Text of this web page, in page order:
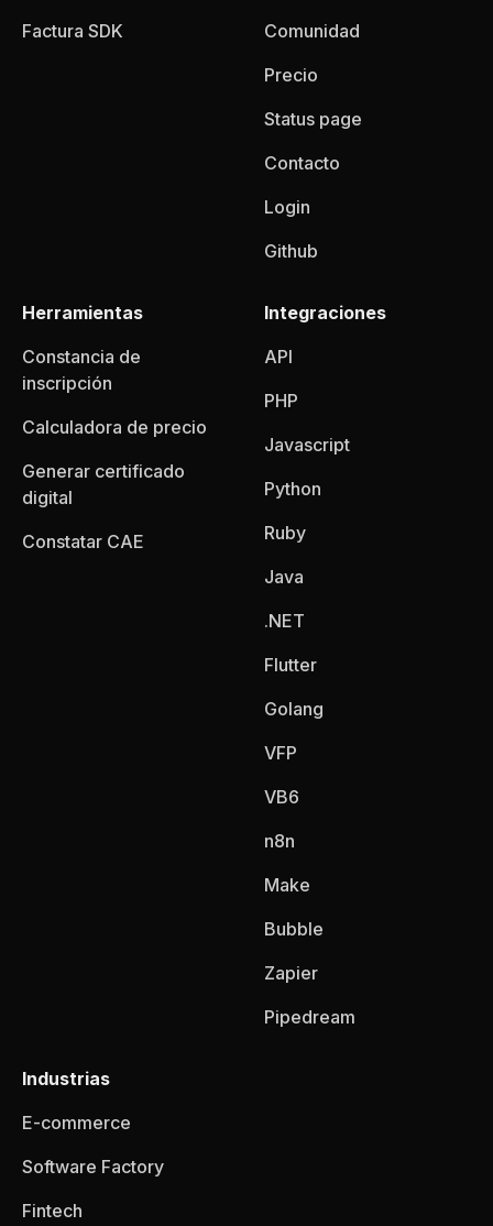
Factura SDK
Comunidad
Precio
Status page
Contacto
Login
Github
Herramientas
Constancia de
inscripción
Calculadora de precio
Generar certificado
digital
Constatar CAE
Integraciones
API
PHP
Javascript
Python
Ruby
Java
.NET
Flutter
Golang
VFP
VB6
n8n
Make
Bubble
Zapier
Pipedream
Industrias
E-commerce
Software Factory
Fintech